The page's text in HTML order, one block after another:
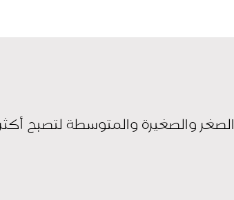
والصغيرة والمتوسطة لتصبح